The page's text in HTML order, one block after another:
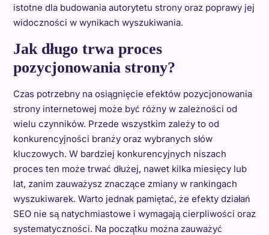
istotne dla budowania autorytetu strony oraz poprawy jej
widoczności w wynikach wyszukiwania.
Jak długo trwa proces
pozycjonowania strony?
Czas potrzebny na osiągnięcie efektów pozycjonowania
strony internetowej może być różny w zależności od
wielu czynników. Przede wszystkim zależy to od
konkurencyjności branży oraz wybranych słów
kluczowych. W bardziej konkurencyjnych niszach
proces ten może trwać dłużej, nawet kilka miesięcy lub
lat, zanim zauważysz znaczące zmiany w rankingach
wyszukiwarek. Warto jednak pamiętać, że efekty działań
SEO nie są natychmiastowe i wymagają cierpliwości oraz
systematyczności. Na początku można zauważyć